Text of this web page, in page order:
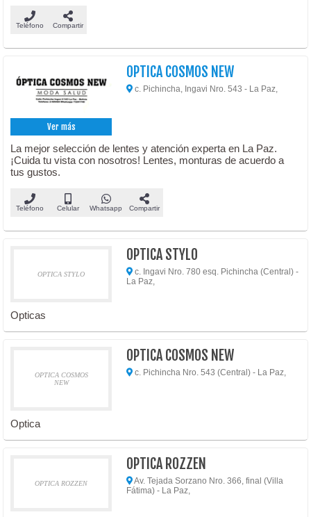
Teléfono Compartir
Ver más
OPTICA COSMOS NEW
c. Pichincha, Ingavi Nro. 543 - La Paz,
La mejor selección de lentes y atención experta en La Paz.
¡Cuida tu vista con nosotros! Lentes, monturas de acuerdo a
tus gustos.
Teléfono Celular Whatsapp Compartir
OPTICA STYLO
OPTICA STYLO
c. Ingavi Nro. 780 esq. Pichincha (Central) -
La Paz,
Opticas
OPTICA COSMOS
NEW
OPTICA COSMOS NEW
c. Pichincha Nro. 543 (Central) - La Paz,
Optica
OPTICA ROZZEN
OPTICA ROZZEN
Av. Tejada Sorzano Nro. 366, final (Villa
Fátima) - La Paz,